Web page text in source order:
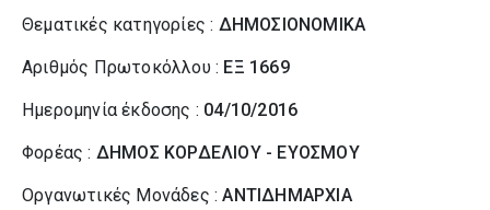
Θεματικές κατηγορίες : ΔΗΜΟΣΙΟΝΟΜΙΚΑ
Αριθμός Πρωτοκόλλου : ΕΞ 1669
Ημερομηνία έκδοσης : 04/10/2016
Φορέας : ΔΗΜΟΣ ΚΟΡΔΕΛΙΟΥ - ΕΥΟΣΜΟΥ
Οργανωτικές Μονάδες :ΑΝΤΙΔΗΜΑΡΧΙΑ